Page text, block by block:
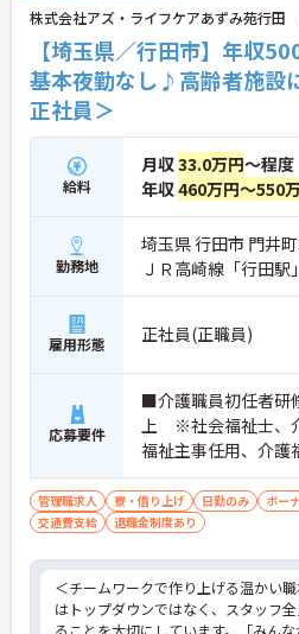
★おすすめPOINT★
・生活支援員からスタートし、サー
やエリアマネージャーへと続く明確
プの道筋が用意されています。急成
るためポストも豊富にあり、専門性を
ネジメント職への挑戦も視野に入れ
す。
・年間休日114日、残業月平均10時
業環境に加え、産前産後休暇や育児
かりと整備されています。オンとオ
明確にし、心身ともに充実した状態で
ただけます。
配置や夜間複数名体制が敷かれている
追われることなくご利用者様のペース
ポートが可能です。施設も専用設計
ご自身の理想とする福祉を実践できる
います。
株式会社アズ・ライフケアあずみ苑行田
【埼玉県／行田市】年収
基本夜勤なし♪高齢者施設
正社員＞
給料
月収33.0万円～程度
年収460万円～550
勤務地
埼玉県 行田市 門井
ＪＲ高崎線「行田
雇用形態 正社員(正職員)
応募要件
■介護職員初任者研
上 ※社会福祉士、
福祉主事任用、介護
迎 ■管理職、生活相
任者、またはそれら
経験をお持ちの方 ■
管理職求人 寮・借り上げ 日勤のみ ボー
交通費支給
退職金制度あり
＜チームワークで作り上げる温かい
はトップダウンではなく、スタッフ